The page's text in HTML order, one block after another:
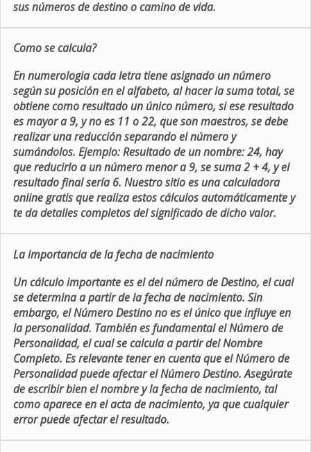
sus números de destino o camino de vida.
Como se calcula?
En numerologia cada letra tiene asignado un número
según su posición en el alfabeto, al hacer la suma total, se
obtiene como resultado un único número, si ese resultado
es mayor a 9, y no es 11 o 22, que son maestros, se debe
realizar una reducción separando el número y
sumándolos. Ejemplo: Resultado de un nombre: 24, hay
que reducirlo a un número menor a 9, se suma 2 + 4, y el
resultado final sería 6. Nuestro sitio es una calculadora
online gratis que realiza estos cálculos automáticamente y
te da detalles completos del significado de dicho valor.
La importancia de la fecha de nacimiento
Un cálculo importante es el del número de Destino, el cual
se determina a partir de la fecha de nacimiento. Sin
embargo, el Número Destino no es el único que influye en
la personalidad. También es fundamental el Número de
Personalidad, el cual se calcula a partir del Nombre
Completo. Es relevante tener en cuenta que el Número de
Personalidad puede afectar el Número Destino. Asegúrate
de escribir bien el nombre y la fecha de nacimiento, tal
como aparece en el acta de nacimiento, ya que cualquier
error puede afectar el resultado.